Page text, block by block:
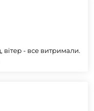
- все витримали.